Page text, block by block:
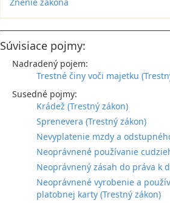
Súvisiace pojmy:
Nadradený pojem:
Trestné činy voči majetku
Susedné pojmy:
Krádež (Trestný zákon)
Sprenevera (Trestný zákon)
Nevyplatenie mzdy a
Neoprávnené používanie
Neoprávnený zásah do práva k
Neoprávnené vyrobenie a
platobnej karty (Trestný zákon)